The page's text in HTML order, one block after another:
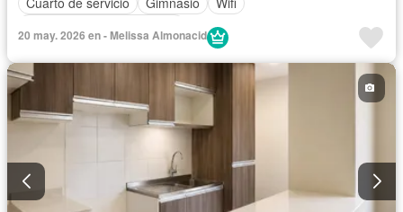
20 may. 2026 en - Melissa Almonacid